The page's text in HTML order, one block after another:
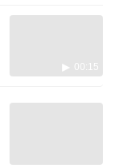
00:15